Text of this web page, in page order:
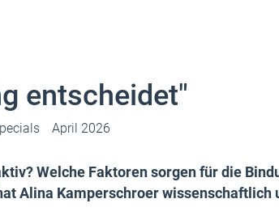
entscheidet"
April 2026
Welche Faktoren sorgen für die
Alina Kamperschroer wissenschaftlich